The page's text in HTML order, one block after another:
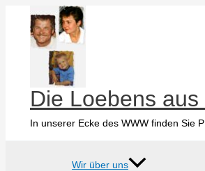
springen
Die Loebens
In unserer Ecke des WWW finden Sie
Wir über uns